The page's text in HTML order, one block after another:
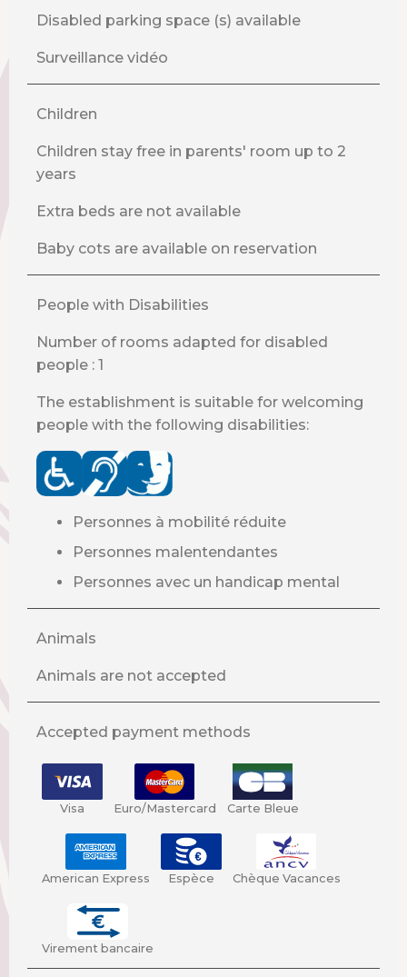
Disabled parking space (s) available
Surveillance vidéo
Children
Children stay free in parents' room up to 2
years
Extra beds are not available
Baby cots are available on reservation
People with Disabilities
Number of rooms adapted for disabled
people : 1
The establishment is suitable for welcoming
people with the following disabilities:
Personnes à mobilité réduite
Personnes malentendantes
Personnes avec un handicap mental
Animals
Animals are not accepted
Accepted payment methods
Visa Euro/Mastercard Carte Bleue
American Express Espèce Chèque Vacances
Virement bancaire